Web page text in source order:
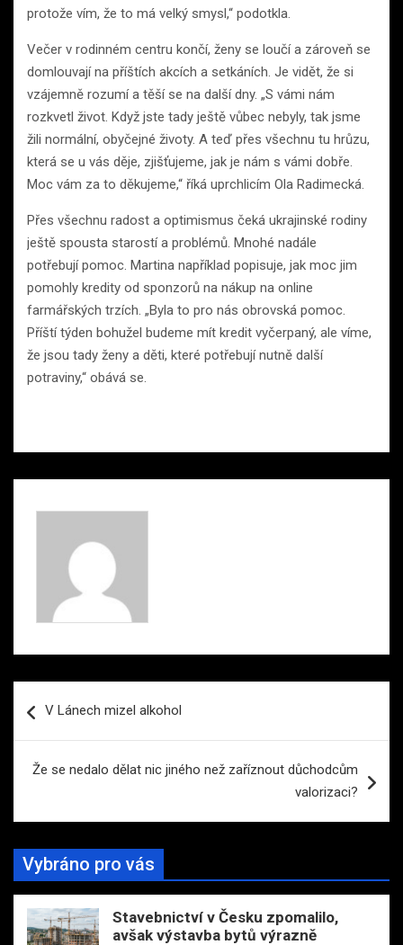
protože vím, že to má velký smysl,“ podotkla.
Večer v rodinném centru končí, ženy se loučí a zároveň se
domlouvají na příštích akcích a setkáních. Je vidět, že si
vzájemně rozumí a těší se na další dny. „S vámi nám
rozkvetl život. Když jste tady ještě vůbec nebyly, tak jsme
žili normální, obyčejné životy. A teď přes všechnu tu hrůzu,
která se u vás děje, zjišťujeme, jak je nám s vámi dobře.
Moc vám za to děkujeme,“ říká uprchlicím Ola Radimecká.
Přes všechnu radost a optimismus čeká ukrajinské rodiny
ještě spousta starostí a problémů. Mnohé nadále
potřebují pomoc. Martina například popisuje, jak moc jim
pomohly kredity od sponzorů na nákup na online
farmářských trzích. „Byla to pro nás obrovská pomoc.
Příští týden bohužel budeme mít kredit vyčerpaný, ale víme,
že jsou tady ženy a děti, které potřebují nutně další
potraviny,“ obává se.
pro
V Lánech mizel alkohol
Že se nedalo dělat nic jiného než zaříznout důchodcům
valorizaci?
Vybráno pro vás
Stavebnictví v Česku zpomalilo,
avšak výstavba bytů výrazně